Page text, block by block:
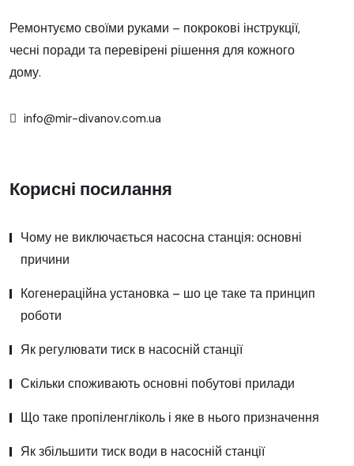
Ремонтуємо своїми руками – покрокові інструкції,
чесні поради та перевірені рішення для кожного
дому.
info@mir-divanov.com.ua
Корисні посилання
Чому не виключається насосна станція: основні
причини
Когенераційна установка – шо це таке та принцип
роботи
Як регулювати тиск в насосній станції
Скільки споживають основні побутові прилади
Що таке пропіленгліколь і яке в нього призначення
Як збільшити тиск води в насосній станції